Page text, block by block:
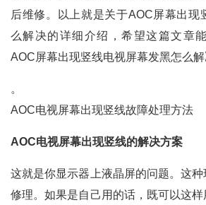
后维修。以上就是关于AOC屏幕出现
么解决的详细介绍，希望这篇文章
AOC屏幕出现竖线电视屏幕发黑怎么解
。
AOC电视屏幕出现竖线故障处理方法
AOC电视屏幕出现竖线的解决方案
这就是你显示器上液晶屏的问题。这
修理。如果是自己用的话，既可以这样